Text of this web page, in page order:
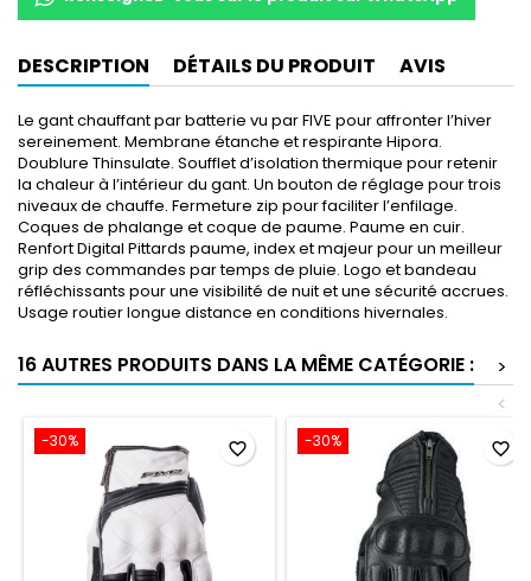
DESCRIPTION DÉTAILS DU PRODUIT AVIS
Le gant chauffant par batterie vu par FIVE pour affronter l’hiver
sereinement. Membrane étanche et respirante Hipora.
Doublure Thinsulate. Soufflet d’isolation thermique pour retenir
la chaleur à l’intérieur du gant. Un bouton de réglage pour trois
niveaux de chauffe. Fermeture zip pour faciliter l’enfilage.
Coques de phalange et coque de paume. Paume en cuir.
Renfort Digital Pittards paume, index et majeur pour un meilleur
grip des commandes par temps de pluie. Logo et bandeau
réfléchissants pour une visibilité de nuit et une sécurité accrues.
Usage routier longue distance en conditions hivernales.
16 AUTRES PRODUITS DANS LA MÊME CATÉGORIE :
>
<
-30% favorite_border -30% favorite_border